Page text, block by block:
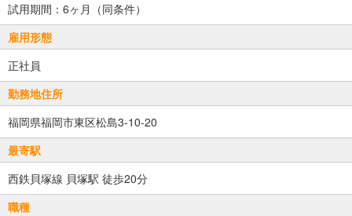
試用期間：6ヶ月（同条件）
雇用形態
正社員
勤務地住所
福岡県福岡市東区松島3-10-20
最寄駅
西鉄貝塚線 貝塚駅 徒歩20分
職種